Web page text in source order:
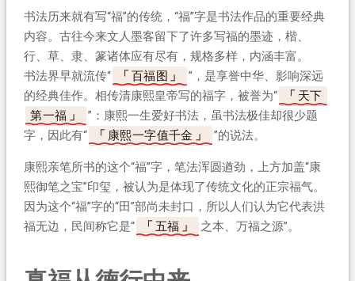
书法历来就有写“福”的传统，“福”字是书法作品的重要经典
内容。古往今来文人墨客留下了许多写福的墨迹，楷、
行、草、隶、篆诸体应有尽有，规格多样，内涵丰富。
书法界早就流传“
百福图
”，是享誉中华、影响深远
的经典佳作。相传清康熙皇帝写的福字，被誉为“
天下
第一福
”：康熙一生爱好书法，虽书法极佳却很少题
字，因此有“
康熙一字值千金 ”的说法。
康熙亲笔所书的这个“福”字，笔法浑圆遒劲，上方加盖“康
熙御笔之宝”印玺，被认为是体现了传统文化的正宗福气。
因为这个“福”字的“田”部尚未封口，所以人们认为它代表洪
福无边，民间称它是“
五福 之本、万福之源”。